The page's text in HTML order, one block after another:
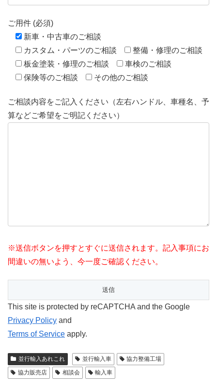
ご用件 (必須)
新車・中古車のご相談
カスタム・パーツのご相談
整備・修理のご相談
板金塗装・修理のご相談
車検のご相談
保険等のご相談
その他のご相談
ご相談内容をご記入ください（左右ハンドル、車種名、予
算などご希望をご明記ください）
※送信ボタンを押すとすぐに送信されます。記入事項にお
間違いの無いよう、今一度ご確認ください。
This site is protected by reCAPTCHA and the Google
Privacy Policy and
Terms of Service apply.
並行輸入あれこれ 並行輸入車
協力整備工場
協力販売店
相談会 輸入車